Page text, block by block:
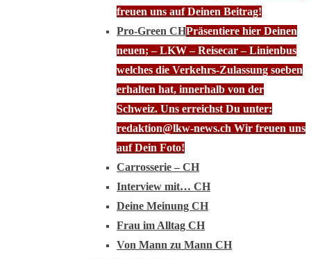
freuen uns auf Deinen Beitrag!
Pro-Green CHPräsentiere hier Deinen
neuen; – LKW – Reisecar – Linienbus
welches die Verkehrs-Zulassung soeben
erhalten hat, innerhalb von der
Schweiz. Uns erreichst Du unter:
redaktion@lkw-news.ch Wir freuen uns
auf Dein Foto!
Carrosserie – CH
Interview mit… CH
Deine Meinung CH
Frau im Alltag CH
Von Mann zu Mann CH